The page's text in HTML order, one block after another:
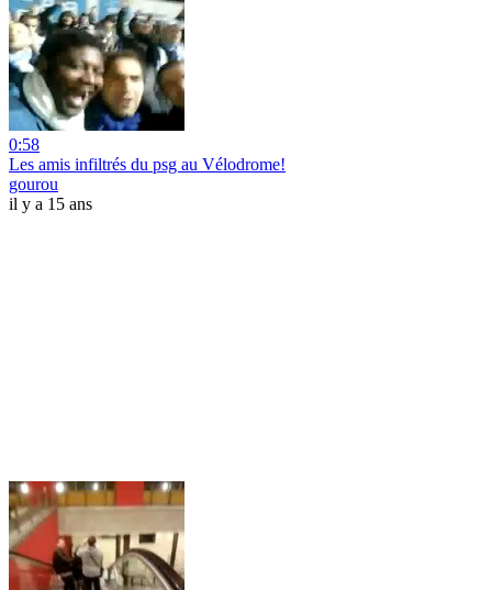
0:58
Les amis infiltrés du psg au Vélodrome!
gourou
il y a 15 ans